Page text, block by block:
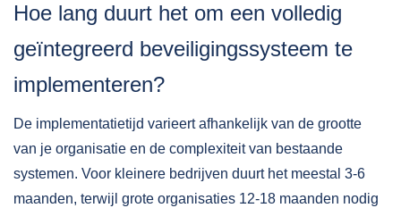
Hoe lang duurt het om een volledig
geïntegreerd beveiligingssysteem te
implementeren?
De implementatietijd varieert afhankelijk van de grootte
van je organisatie en de complexiteit van bestaande
systemen. Voor kleinere bedrijven duurt het meestal 3-6
maanden, terwijl grote organisaties 12-18 maanden nodig